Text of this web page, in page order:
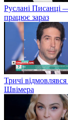
Руслані Писанці
працює зараз
Тричі
Швімера